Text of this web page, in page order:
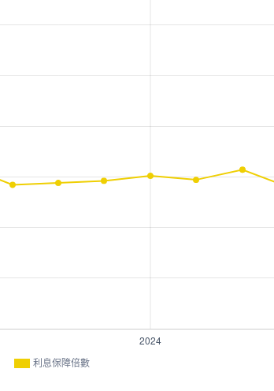
利息保障倍數